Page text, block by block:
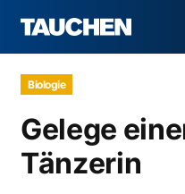
Biologie
Gelege
Tänzerin